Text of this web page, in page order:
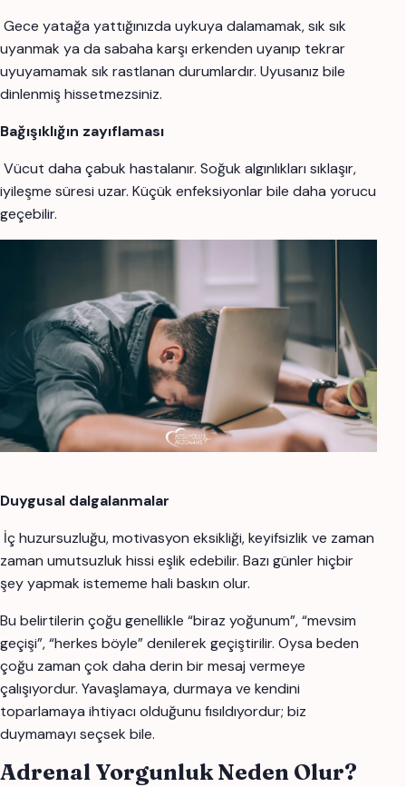
Gece yatağa yattığınızda uykuya dalamamak, sık sık
uyanmak ya da sabaha karşı erkenden uyanıp tekrar
uyuyamamak sık rastlanan durumlardır. Uyusanız bile
dinlenmiş hissetmezsiniz.
Bağışıklığın zayıflaması
Vücut daha çabuk hastalanır. Soğuk algınlıkları sıklaşır,
iyileşme süresi uzar. Küçük enfeksiyonlar bile daha yorucu
geçebilir.
Duygusal dalgalanmalar
İç huzursuzluğu, motivasyon eksikliği, keyifsizlik ve zaman
zaman umutsuzluk hissi eşlik edebilir. Bazı günler hiçbir
şey yapmak istememe hali baskın olur.
Bu belirtilerin çoğu genellikle “biraz yoğunum”, “mevsim
geçişi”, “herkes böyle” denilerek geçiştirilir. Oysa beden
çoğu zaman çok daha derin bir mesaj vermeye
çalışıyordur. Yavaşlamaya, durmaya ve kendini
toparlamaya ihtiyacı olduğunu fısıldıyordur; biz
duymamayı seçsek bile.
Adrenal Yorgunluk Neden Olur?